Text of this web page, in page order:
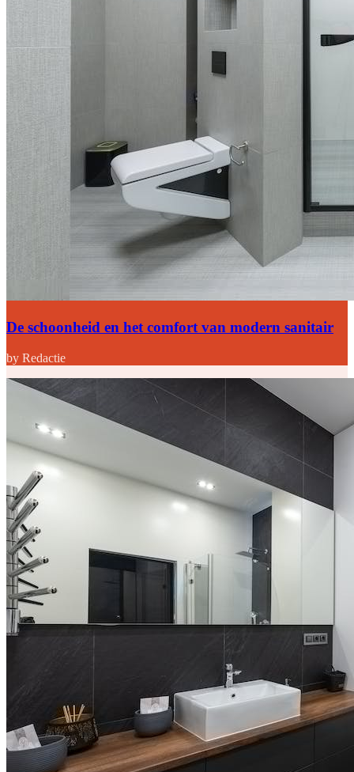
De schoonheid en het comfort van modern sanitair
by Redactie